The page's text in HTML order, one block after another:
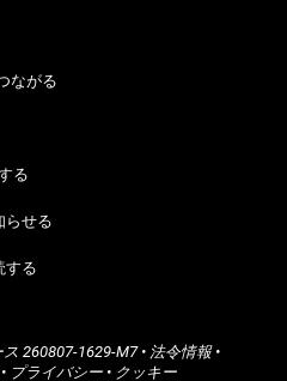
ながる
る
らせる
する
ス 260807-1629-M7• 法令情報•
プライバシー• クッキー